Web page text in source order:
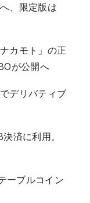
、限定版は
カモト」の正
が公開へ
デリバティブ
済に利用。
ーブルコイン